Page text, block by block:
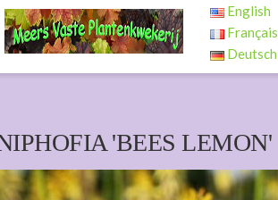
English
Français
Deutsch
'BEES LEMON'